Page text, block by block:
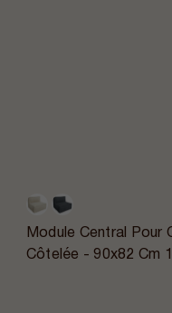
Module Central Pour
Côtelée - 90x82 Cm